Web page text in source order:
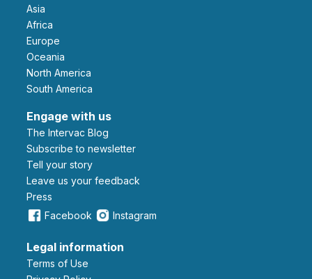
Asia
Africa
Europe
Oceania
North America
South America
Engage with us
The Intervac Blog
Subscribe to newsletter
Tell your story
leave us your feedback
Press
Facebook
Instagram
Legal information
Terms of Use